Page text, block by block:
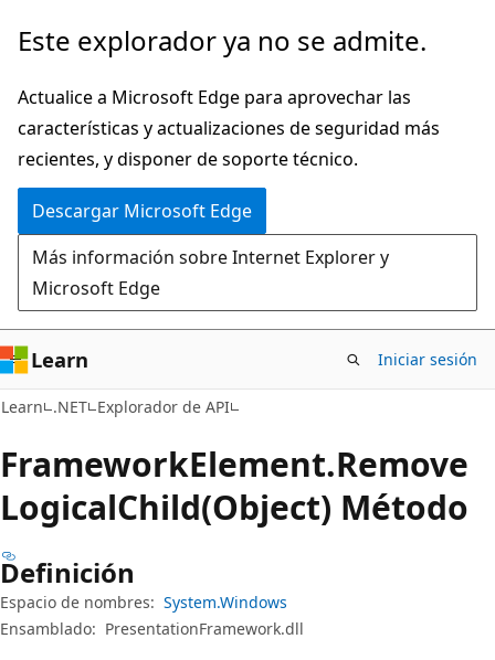
Ir
contenido
principal
Ir
la
navegación
en
la
página
Este explorador ya no se admite.
Actualice a Microsoft Edge para aprovechar las
características y actualizaciones de seguridad más
recientes, y disponer de soporte técnico.
Descargar Microsoft Edge
Más información sobre Internet Explorer y
Microsoft Edge
Learn Iniciar sesión
Learn .NET Explorador de API
FrameworkElement.Remove
LogicalChild(Object) Método
Definición
Espacio de nombres: System.Windows
Ensamblado: PresentationFramework.dll